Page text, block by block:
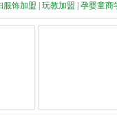
服饰加盟 玩教加盟 孕婴童商